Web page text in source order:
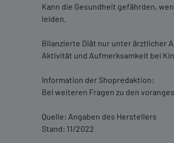
Kann die Gesundheit gefährden,
leiden.
Bilanzierte Diät nur unter ärztlicher
Aktivität und Aufmerksamkeit bei
Information der Shopredaktion:
Bei weiteren Fragen zu den
Quelle: Angaben des Herstellers
Stand: 11/2022